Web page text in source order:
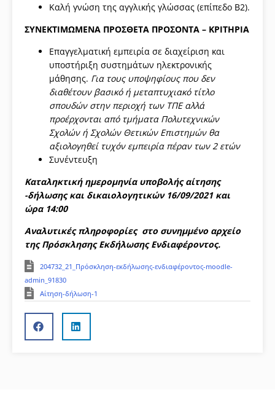
Καλή γνώση της αγγλικής γλώσσας (επίπεδο B2).
ΣΥΝΕΚΤΙΜΩΜΕΝΑ ΠΡΟΣΘΕΤΑ ΠΡΟΣΟΝΤΑ – ΚΡΙΤΗΡΙΑ
Επαγγελματική εμπειρία σε διαχείριση και
υποστήριξη συστημάτων ηλεκτρονικής
μάθησης. Για τους υποψηφίους που δεν
διαθέτουν βασικό ή μεταπτυχιακό τίτλο
σπουδών στην περιοχή των ΤΠΕ αλλά
προέρχονται από τμήματα Πολυτεχνικών
Σχολών ή Σχολών Θετικών Επιστημών θα
αξιολογηθεί τυχόν εμπειρία πέραν των 2 ετών
Συνέντευξη
Καταληκτική ημερομηνία υποβολής αίτησης
-δήλωσης και δικαιολογητικών 16/09/2021 και
ώρα 14:00
Αναλυτικές πληροφορίες στο συνημμένο αρχείο
της Πρόσκλησης Εκδήλωσης Ενδιαφέροντος.
204732_21_Πρόσκληση-εκδήλωσης-ενδιαφέροντος-moodle-
admin_91830
Αίτηση-δήλωση-1